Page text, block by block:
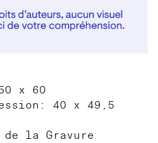
x 60
40 x 49,5
la Gravure